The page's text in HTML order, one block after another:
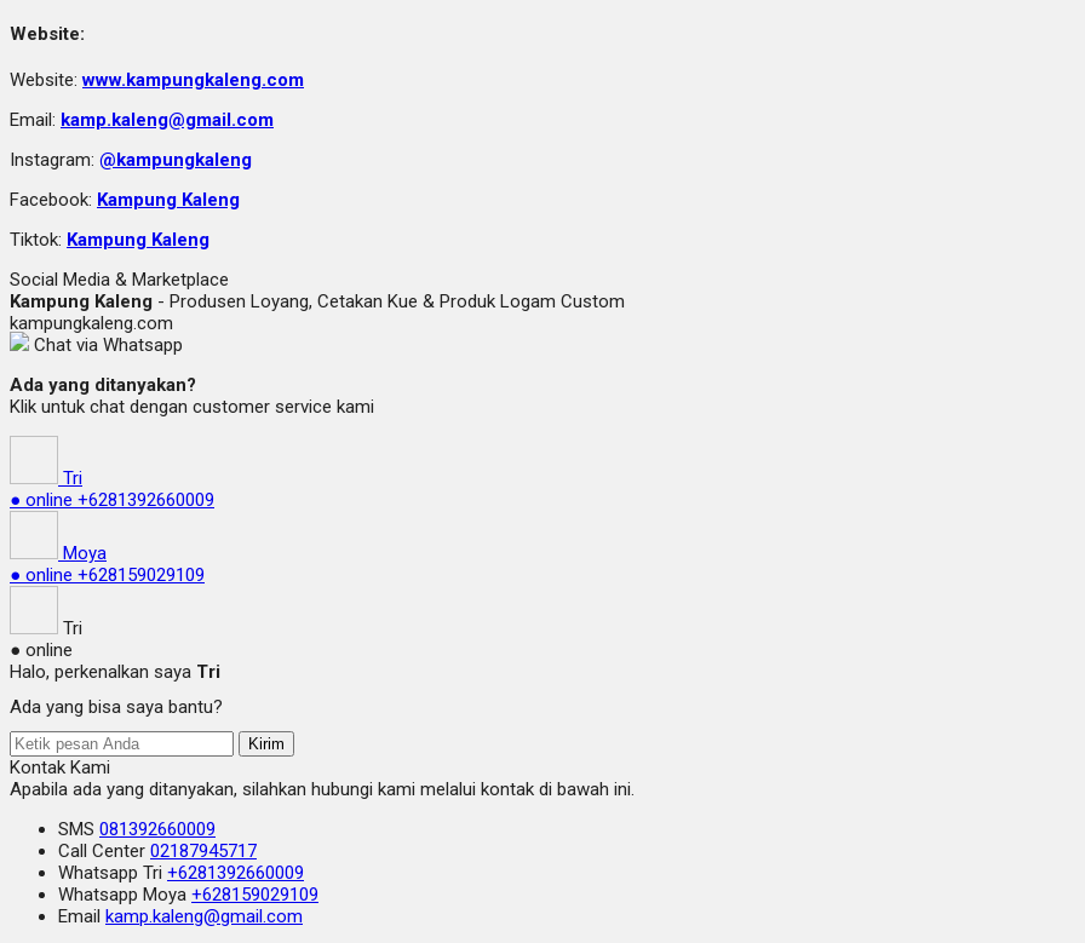
Website:
Website:www.kampungkaleng.com
Email: kamp.kaleng@gmail.com
Instagram: @kampungkaleng
Facebook: Kampung Kaleng
Tiktok: Kampung Kaleng
Social Media & Marketplace
Kampung Kaleng - Produsen Loyang, Cetakan Kue & Produk Logam Custom
kampungkaleng.com
Chat via Whatsapp
Ada yang ditanyakan?
Klik untuk chat dengan customer service kami
Tri
● online +6281392660009
Moya
● online +628159029109
Tri
● online
Halo, perkenalkan saya Tri
Ada yang bisa saya bantu?
Kirim
Kontak Kami
Apabila ada yang ditanyakan, silahkan hubungi kami melalui kontak di bawah ini.
SMS 081392660009
Call Center 02187945717
Whatsapp Tri +6281392660009
Whatsapp Moya +628159029109
Email kamp.kaleng@gmail.com